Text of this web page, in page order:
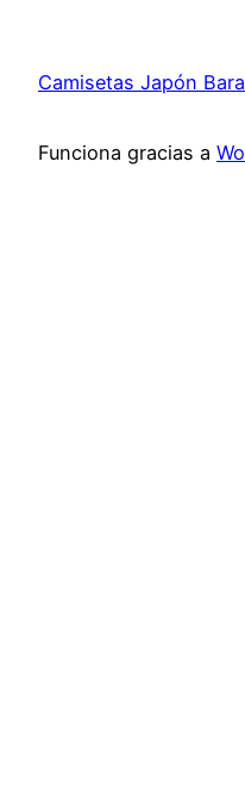
Camisetas Japón
Funciona gracias a